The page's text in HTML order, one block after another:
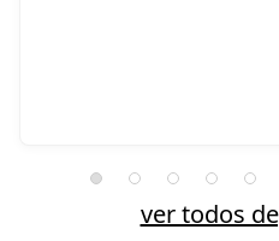
ver todos